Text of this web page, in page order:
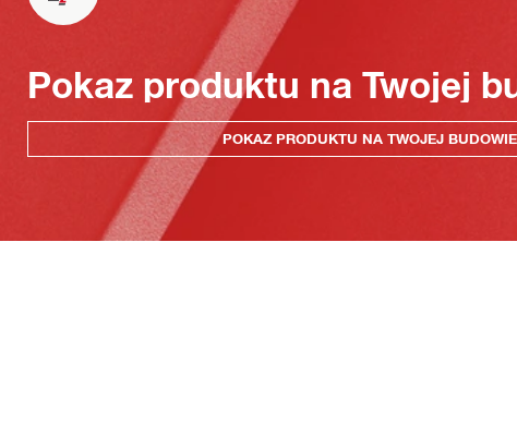
Pokaz produktu na Twojej
POKAZ PRODUKTU NA TWOJEJ BUDOWIE